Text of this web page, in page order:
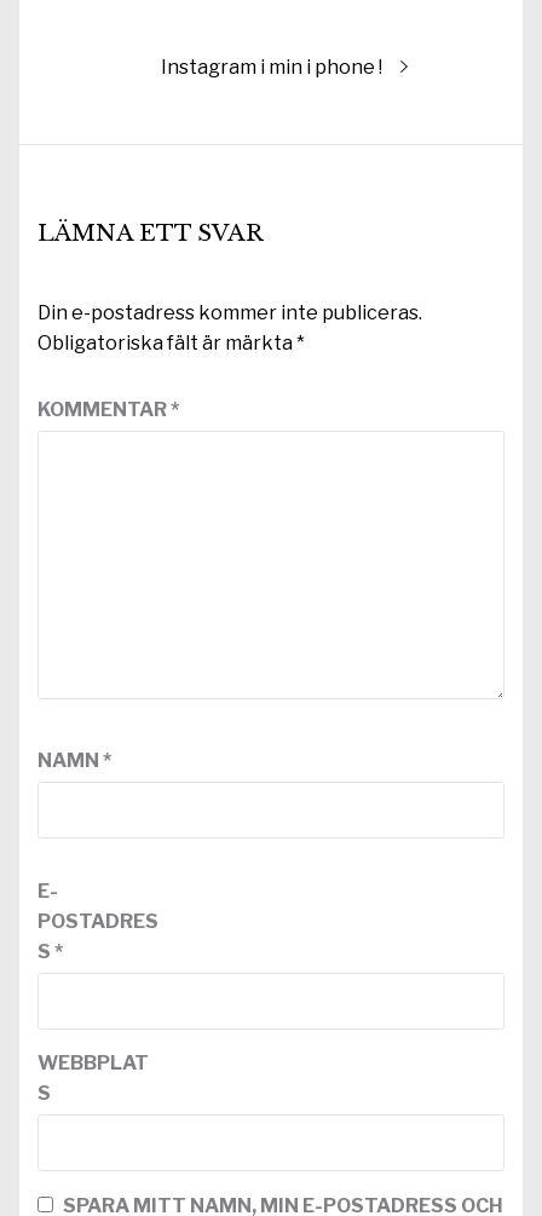
Nästa
Instagram i min i phone !
LÄMNA ETT SVAR
Din e-postadress kommer inte publiceras.
Obligatoriska fält är märkta*
KOMMENTAR*
NAMN *
E-
POSTADRES
S *
WEBBPLAT
S
SPARA MITT NAMN, MIN E-POSTADRESS OCH